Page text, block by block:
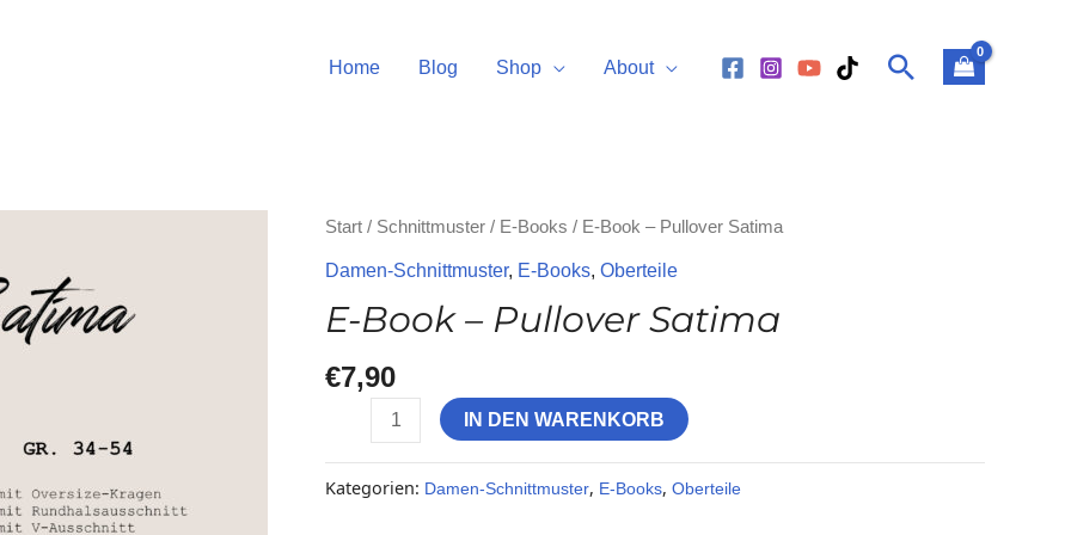
Home Blog Shop About Suchen
Start / Schnittmuster / E-Books / E-Book – Pullover Satima
Damen-Schnittmuster, E-Books, Oberteile
E-Book – Pullover Satima
€7,90
E-
Book
Pullover
Menge
IN DEN WARENKORB
Kategorien: Damen-Schnittmuster, E-Books, Oberteile